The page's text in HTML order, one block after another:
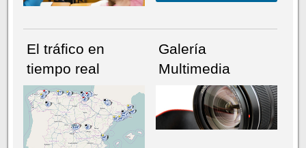
El tráfico en
tiempo real
Galería
Multimedia